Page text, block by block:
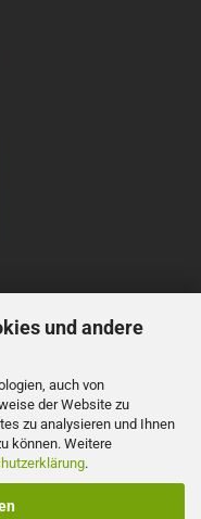
und andere
auch von
der Website zu
zu analysieren und Ihnen
können. Weitere
.